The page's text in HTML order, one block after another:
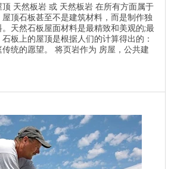
天然板岩 或 天然板岩 在所有方面属于
顶石板甚至不是建筑材料，而是制作独
天然石板屋面材料是最精致和美观的;最
板上的屋顶是根据人们的计算得出的：
统的愿望。 将页岩作为 房屋，公共建
料铺设的传统 ...